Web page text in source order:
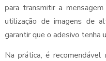
para transmitir a
utilização de imagens de
garantir que o adesivo tenha
Na prática, é